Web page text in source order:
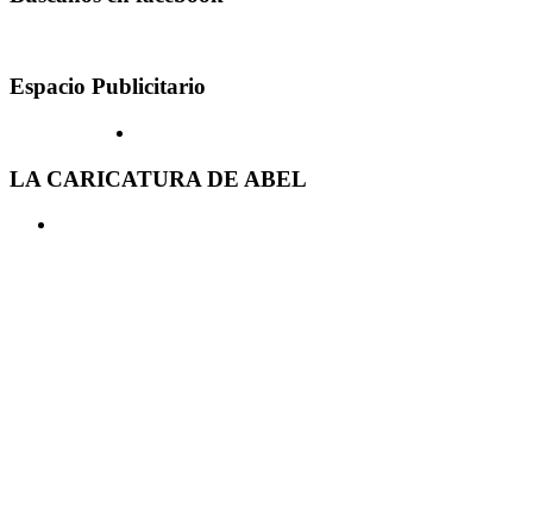
Espacio Publicitario
LA CARICATURA DE ABEL